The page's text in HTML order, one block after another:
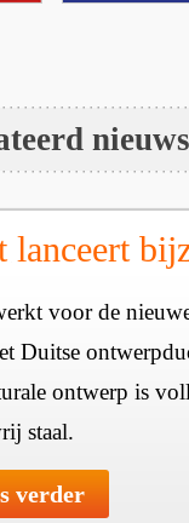
nieuws
lanceert
voor de
Duitse
ontwerp is
staal.
verder